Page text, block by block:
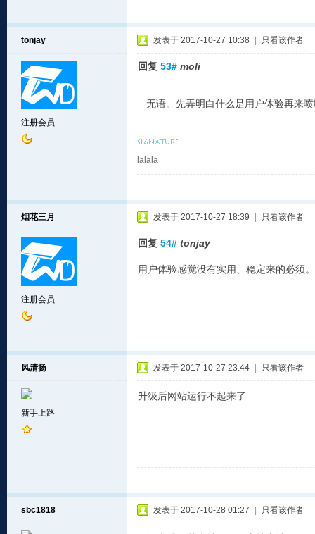
tonjay
注册会员
发表于 2017-10-27 10:38 只看该作者
回复 53# moli
无语。先弄明白什么是用户体验再来
lalala
烟花三月
注册会员
发表于 2017-10-27 18:39 只看该作者
回复 54# tonjay
用户体验感觉没有实用、稳定来的必须
风清扬
新手上路
发表于 2017-10-27 23:44 只看该作者
升级后网站运行不起来了
sbc1818 发表于 2017-10-28 01:27 只看该作者